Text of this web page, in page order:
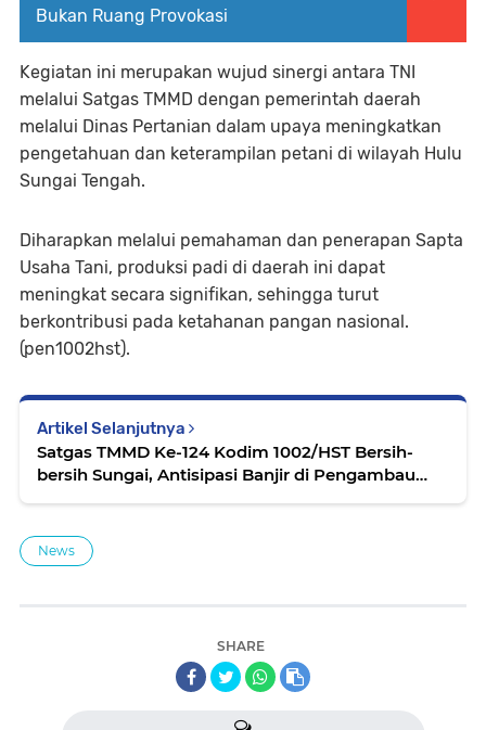
Bukan Ruang Provokasi
Kegiatan ini merupakan wujud sinergi antara TNI
melalui Satgas TMMD dengan pemerintah daerah
melalui Dinas Pertanian dalam upaya meningkatkan
pengetahuan dan keterampilan petani di wilayah Hulu
Sungai Tengah.
Diharapkan melalui pemahaman dan penerapan Sapta
Usaha Tani, produksi padi di daerah ini dapat
meningkat secara signifikan, sehingga turut
berkontribusi pada ketahanan pangan nasional.
(pen1002hst).
Artikel Selanjutnya
Satgas TMMD Ke-124 Kodim 1002/HST Bersih-
bersih Sungai, Antisipasi Banjir di Pengambau
News
SHARE